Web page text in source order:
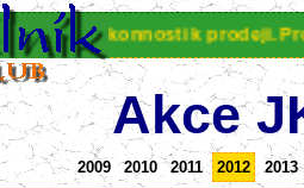
Akce
2009 2010 2011 2012 2013
výkonnosti k prodeji. Pro